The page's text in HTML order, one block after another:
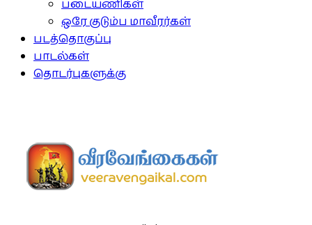
படையணிகள்
ஒரே குடும்ப மாவீரர்கள்
படத்தொகுப்பு
பாடல்கள்
தொடர்புகளுக்கு